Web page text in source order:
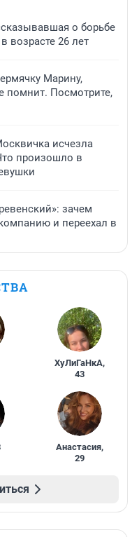
о борьбе
возрасте 26 лет
Марину,
помнит. Посмотрите,
исчезла
произошло в
зачем
и переехал в
ХуЛиГаНкА,
43
Анастасия,
29